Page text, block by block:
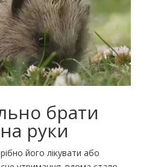
брати
руки
його лікувати або